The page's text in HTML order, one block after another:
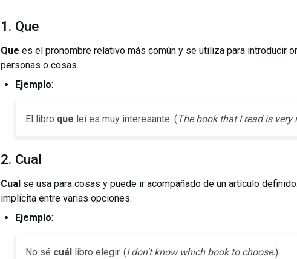
1. Que
Que es el pronombre relativo más común y se utiliza para introducir
personas o cosas.
Ejemplo:
El libro que leí es muy interesante. ( The book that I read is very
2. Cual
Cual se usa para cosas y puede ir acompañado de un artículo
implícita entre varias opciones.
Ejemplo:
No sé cuál libro elegir. (I don't know which book to choose.)